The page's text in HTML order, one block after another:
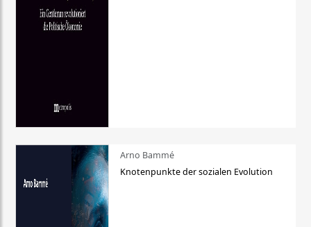
Arno Bammé
Knotenpunkte der sozialen Evolution